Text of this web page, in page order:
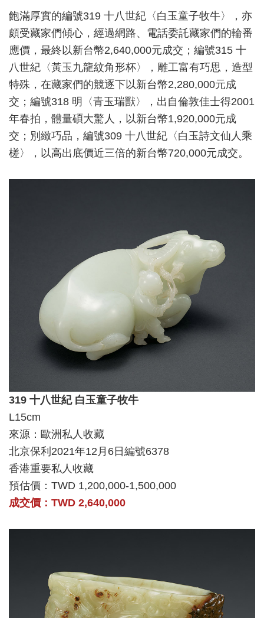
飽滿厚實的編號319 十八世紀〈白玉童子牧牛〉，亦
頗受藏家們傾心，經過網路、電話委託藏家們的輪番
應價，最終以新台幣2,640,000元成交；編號315 十
八世紀〈黃玉九龍紋角形杯〉，雕工富有巧思，造型
特殊，在藏家們的競逐下以新台幣2,280,000元成
交；編號318 明〈青玉瑞獸〉，出自倫敦佳士得2001
年春拍，體量碩大驚人，以新台幣1,920,000元成
交；別緻巧品，編號309 十八世紀〈白玉詩文仙人乘
槎〉，以高出底價近三倍的新台幣720,000元成交。
319 十八世紀 白玉童子牧牛
L15cm
來源：歐洲私人收藏
北京保利2021年12月6日編號6378
香港重要私人收藏
預估價：TWD 1,200,000-1,500,000
成交價：TWD 2,640,000